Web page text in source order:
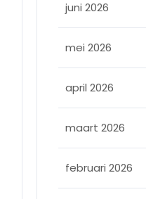
juni 2026
mei 2026
april 2026
maart 2026
februari 2026